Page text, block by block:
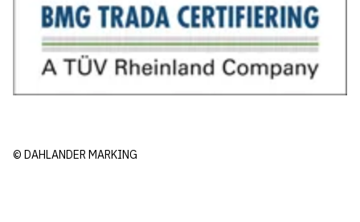
© DAHLANDER MARKING